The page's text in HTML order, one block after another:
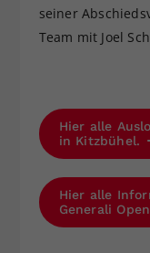
seiner
Team mit Joel
Hier alle
in Kitzbühel.
Hier alle
Generali